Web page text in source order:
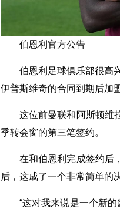
伯恩利官方公告
伯恩利足球俱乐部很高
伊普斯维奇的合同到期后加盟
这位前曼联和阿斯顿维
季转会窗的第三笔签约。
在和伯恩利完成签约后
后，这成了一个非常简单的
“这对我来说是一个新